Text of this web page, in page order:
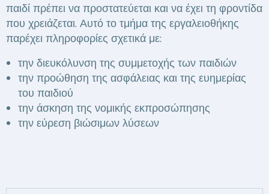
παιδί πρέπει να προστατεύεται και να έχει τη φροντίδα
που χρειάζεται. Αυτό το τμήμα της εργαλειοθήκης
παρέχει πληροφορίες σχετικά με:
την διευκόλυνση της συμμετοχής των παιδιών
την προώθηση της ασφάλειας και της ευημερίας
του παιδιού
την άσκηση της νομικής εκπροσώπησης
την εύρεση βιώσιμων λύσεων